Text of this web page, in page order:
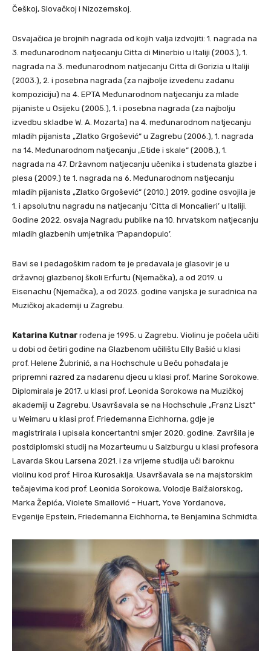
Češkoj, Slovačkoj i Nizozemskoj.
Osvajačica je brojnih nagrada od kojih valja izdvojiti: 1. nagrada na
3. međunarodnom natjecanju Citta di Minerbio u Italiji (2003.), 1.
nagrada na 3. međunarodnom natjecanju Citta di Gorizia u Italiji
(2003.), 2. i posebna nagrada (za najbolje izvedenu zadanu
kompoziciju) na 4. EPTA Međunarodnom natjecanju za mlade
pijaniste u Osijeku (2005.), 1. i posebna nagrada (za najbolju
izvedbu skladbe W. A. Mozarta) na 4. međunarodnom natjecanju
mladih pijanista „Zlatko Grgošević“ u Zagrebu (2006.), 1. nagrada
na 14. Međunarodnom natjecanju „Etide i skale“ (2008.), 1.
nagrada na 47. Državnom natjecanju učenika i studenata glazbe i
plesa (2009.) te 1. nagrada na 6. Međunarodnom natjecanju
mladih pijanista „Zlatko Grgošević“ (2010.) 2019. godine osvojila je
1. i apsolutnu nagradu na natjecanju ‘Citta di Moncalieri’ u Italiji.
Godine 2022. osvaja Nagradu publike na 10. hrvatskom natjecanju
mladih glazbenih umjetnika ‘Papandopulo’.
Bavi se i pedagoškim radom te je predavala je glasovir je u
državnoj glazbenoj školi Erfurtu (Njemačka), a od 2019. u
Eisenachu (Njemačka), a od 2023. godine vanjska je suradnica na
Muzičkoj akademiji u Zagrebu.
Katarina Kutnar rođena je 1995. u Zagrebu. Violinu je počela učiti
u dobi od četiri godine na Glazbenom učilištu Elly Bašić u klasi
prof. Helene Žubrinić, a na Hochschule u Beču pohađala je
pripremni razred za nadarenu djecu u klasi prof. Marine Sorokowe.
Diplomirala je 2017. u klasi prof. Leonida Sorokowa na Muzičkoj
akademiji u Zagrebu. Usavršavala se na Hochschule „Franz Liszt“
u Weimaru u klasi prof. Friedemanna Eichhorna, gdje je
magistrirala i upisala koncertantni smjer 2020. godine. Završila je
postdiplomski studij na Mozarteumu u Salzburgu u klasi profesora
Lavarda Skou Larsena 2021. i za vrijeme studija uči baroknu
violinu kod prof. Hiroa Kurosakija. Usavršavala se na majstorskim
tečajevima kod prof. Leonida Sorokowa, Volodje Balžalorskog,
Marka Žepića, Violete Smailović – Huart, Yove Yordanove,
Evgenije Epstein, Friedemanna Eichhorna, te Benjamina Schmidta.